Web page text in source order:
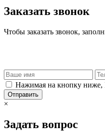
Заказать звонок
Чтобы заказать звонок,
Нажимая на кнопку ниже,
Отправить
×
Задать вопрос